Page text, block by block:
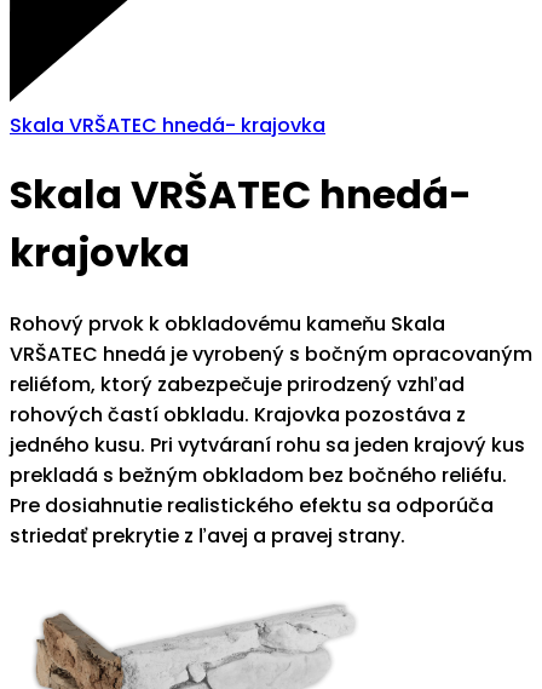
Skala VRŠATEC hnedá- krajovka
Skala VRŠATEC hnedá-
krajovka
Rohový prvok k obkladovému kameňu Skala
VRŠATEC hnedá je vyrobený s bočným opracovaným
reliéfom, ktorý zabezpečuje prirodzený vzhľad
rohových častí obkladu. Krajovka pozostáva z
jedného kusu. Pri vytváraní rohu sa jeden krajový kus
prekladá s bežným obkladom bez bočného reliéfu.
Pre dosiahnutie realistického efektu sa odporúča
striedať prekrytie z ľavej a pravej strany.